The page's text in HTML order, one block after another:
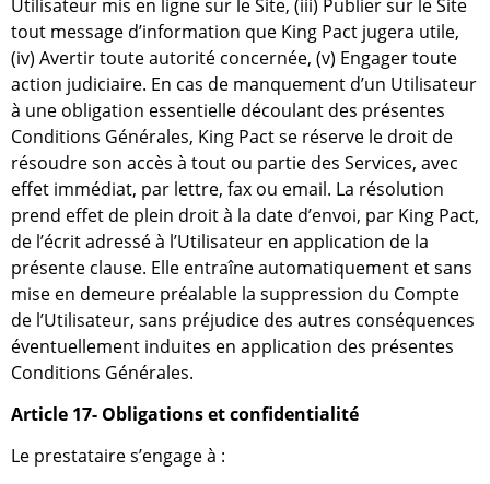
Utilisateur mis en ligne sur le Site, (iii) Publier sur le Site
tout message d’information que King Pact jugera utile,
(iv) Avertir toute autorité concernée, (v) Engager toute
action judiciaire. En cas de manquement d’un Utilisateur
à une obligation essentielle découlant des présentes
Conditions Générales, King Pact se réserve le droit de
résoudre son accès à tout ou partie des Services, avec
effet immédiat, par lettre, fax ou email. La résolution
prend effet de plein droit à la date d’envoi, par King Pact,
de l’écrit adressé à l’Utilisateur en application de la
présente clause. Elle entraîne automatiquement et sans
mise en demeure préalable la suppression du Compte
de l’Utilisateur, sans préjudice des autres conséquences
éventuellement induites en application des présentes
Conditions Générales.
Article 17- Obligations et confidentialité
Le prestataire s’engage à :